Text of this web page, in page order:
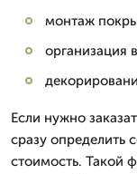
монтаж
организация
Если нужно
сразу определить
стоимость. Такой